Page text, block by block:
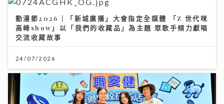
動漫節2026｜「新城廣播」大會指定全媒體 「Z 世代咪
高峰show」以「我們的收藏品」為主題 眾歌手傾力獻唱
交流收藏故事
24/07/2026